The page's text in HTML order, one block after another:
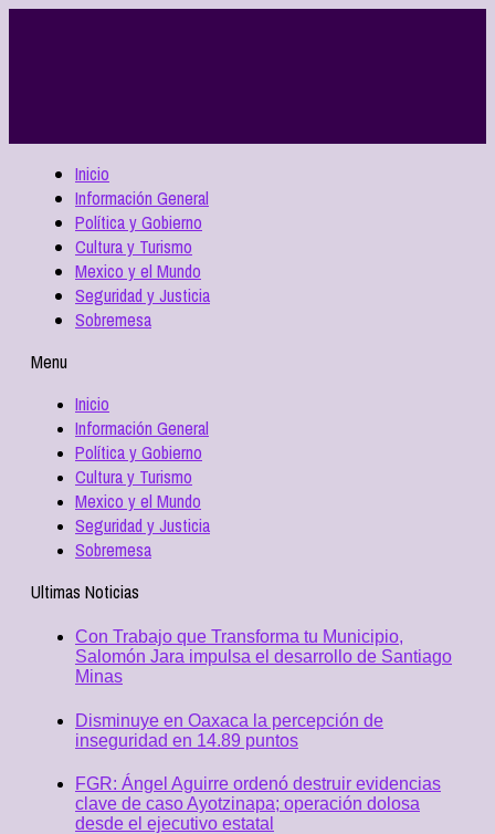
Inicio
Información General
Política y Gobierno
Cultura y Turismo
Mexico y el Mundo
Seguridad y Justicia
Sobremesa
Menu
Inicio
Información General
Política y Gobierno
Cultura y Turismo
Mexico y el Mundo
Seguridad y Justicia
Sobremesa
Ultimas Noticias
Con Trabajo que Transforma tu Municipio,
Salomón Jara impulsa el desarrollo de Santiago
Minas
Disminuye en Oaxaca la percepción de
inseguridad en 14.89 puntos
FGR: Ángel Aguirre ordenó destruir evidencias
clave de caso Ayotzinapa; operación dolosa
desde el ejecutivo estatal